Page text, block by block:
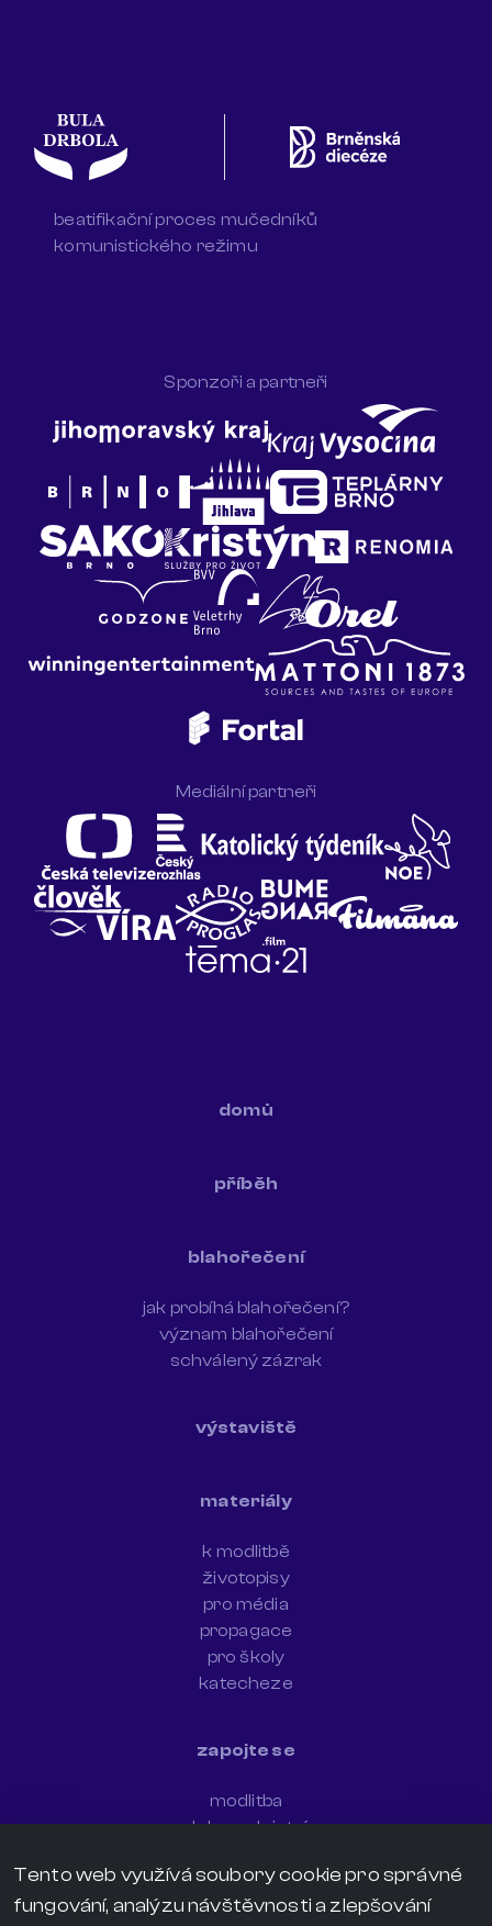
beatifikační proces mučedníků
komunistického režimu
Sponzoři a partneři
Mediální partneři
domů
příběh
blahořečení
jak probíhá blahořečení?
význam blahořečení
schválený zázrak
výstaviště
materiály
k modlitbě
životopisy
pro média
propagace
pro školy
katecheze
zapojte se
modlitba
dobrovolnictví
sdílejte svědectví
darujte
Tento web využívá soubory cookie pro správné
fungování, analýzu návštěvnosti a zlepšování